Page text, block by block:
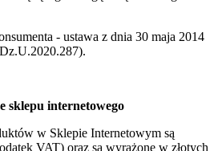
- ustawa z dnia 30 maja 2014
sklepu internetowego
w Sklepie Internetowym są
VAT) oraz są wyrażone w złotych